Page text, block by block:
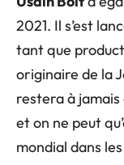
2021. Il s’est
tant que
originaire de la
restera à
et on ne peut
mondial dans